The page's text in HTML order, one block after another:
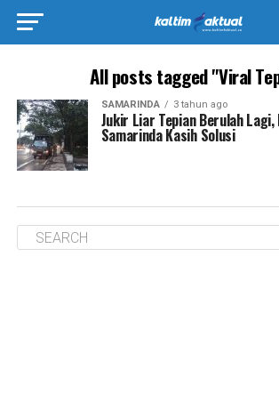
All posts tagged "Viral
SAMARINDA 3 tahun ago
Jukir Liar Tepian Berulah
Samarinda Kasih Solusi